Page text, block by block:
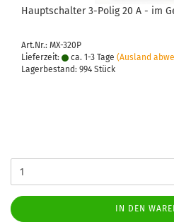
Haupt­schal­ter 3-​Polig 20 A - im
Art.Nr.: MX-320P
Lieferzeit:
ca. 1-3 Tage (Ausland
Lagerbestand: 994 Stück
IN DEN